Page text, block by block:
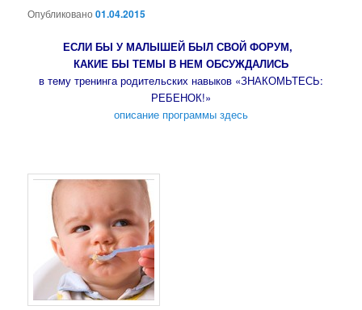
Опубликовано01.04.2015
ЕСЛИ БЫ У МАЛЫШЕЙ БЫЛ СВОЙ ФОРУМ,
КАКИЕ БЫ ТЕМЫ В НЕМ ОБСУЖДАЛИСЬ
в тему тренинга родительских навыков «ЗНАКОМЬТЕСЬ:
РЕБЕНОК!»
описание программы здесь